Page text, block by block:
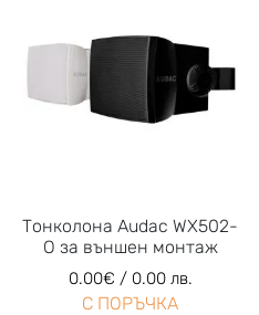
Тонколона Audac WX502-
O за външен монтаж
0.00€ / 0.00 лв.
С ПОРЪЧКА